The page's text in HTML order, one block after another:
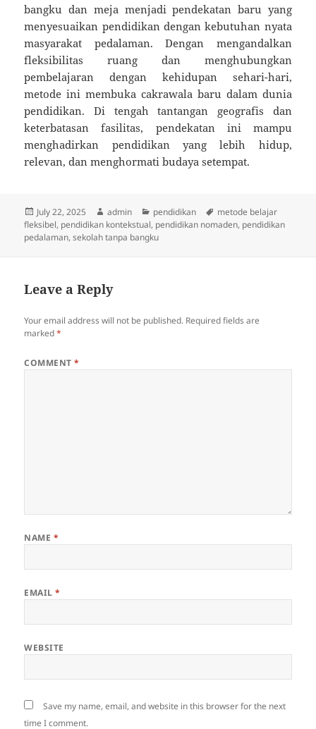
bangku dan meja menjadi pendekatan baru yang
menyesuaikan pendidikan dengan kebutuhan nyata
masyarakat pedalaman. Dengan mengandalkan
fleksibilitas ruang dan menghubungkan
pembelajaran dengan kehidupan sehari-hari,
metode ini membuka cakrawala baru dalam dunia
pendidikan. Di tengah tantangan geografis dan
keterbatasan fasilitas, pendekatan ini mampu
menghadirkan pendidikan yang lebih hidup,
relevan, dan menghormati budaya setempat.
Posted
on
July 22, 2025 Author
admin Categories
pendidikan Tags
metode belajar
fleksibel, pendidikan kontekstual, pendidikan nomaden, pendidikan
pedalaman,sekolah tanpa bangku
Leave a Reply
Your email address will not be published. Required fields are
marked*
COMMENT*
NAME *
EMAIL*
WEBSITE
Save my name, email, and website in this browser for the next
time I comment.